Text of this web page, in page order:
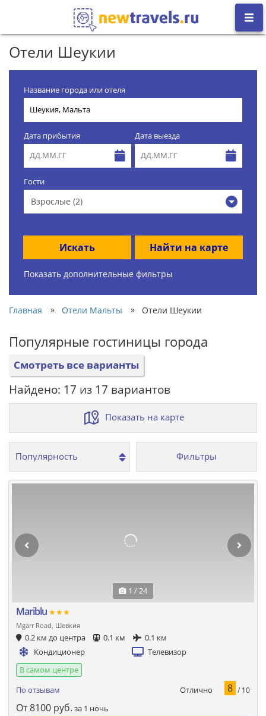
Отели Шеукии
Название города или отеля
Дата прибытия Дата выезда
Гости
Взрослые (2)
Искать Найти на карте
Показать дополнительные фильтры
Главная » Отели Мальты » Отели Шеукии
Популярные гостиницы города
Смотреть все варианты
Найдено: 17 из 17 вариантов
Показать на карте
Фильтры
1 / 24
Mariblu ★★★
Mgarr Road, Шевкия
0.2 км до центра 0.1 км
0.1 км
Кондиционер
Телевизор
В самом центре
По отзывам
Отлично 8 / 10
От8100 руб. за 1 ночь